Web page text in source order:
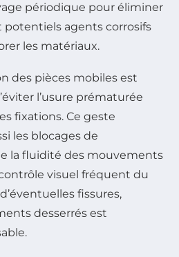
périodique pour éliminer
potentiels agents corrosifs
les matériaux.
des pièces mobiles est
l’usure prématurée
fixations. Ce geste
les blocages de
la fluidité des mouvements
visuel fréquent du
fissures,
desserrés est